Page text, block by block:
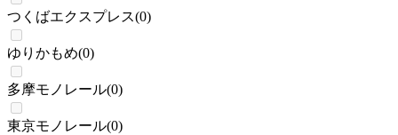
つくばエクスプレス(0)
ゆりかもめ(0)
多摩モノレール(0)
東京モノレール(0)